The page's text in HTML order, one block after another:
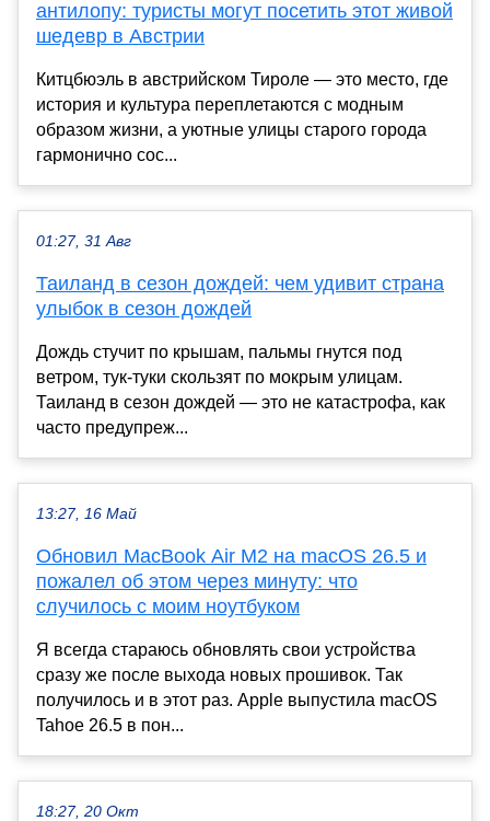
антилопу: туристы могут посетить этот живой
шедевр в Австрии
Китцбюэль в австрийском Тироле — это место, где
история и культура переплетаются с модным
образом жизни, а уютные улицы старого города
гармонично сос...
01:27, 31 Авг
Таиланд в сезон дождей: чем удивит страна
улыбок в сезон дождей
Дождь стучит по крышам, пальмы гнутся под
ветром, тук-туки скользят по мокрым улицам.
Таиланд в сезон дождей — это не катастрофа, как
часто предупреж...
13:27, 16 Май
Обновил MacBook Air M2 на macOS 26.5 и
пожалел об этом через минуту: что
случилось с моим ноутбуком
Я всегда стараюсь обновлять свои устройства
сразу же после выхода новых прошивок. Так
получилось и в этот раз. Apple выпустила macOS
Tahoe 26.5 в пон...
18:27, 20 Окт